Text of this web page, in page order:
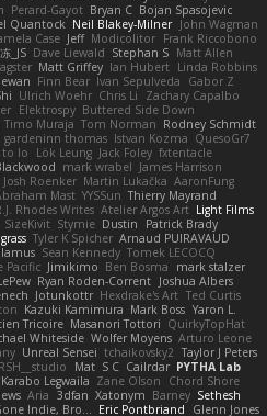
Perard-Gayot Bryan C Bojan Spasojevic
Quantock Neil Blakey-Milner John Wagman
Case Jeff Modicolitor Frank Riccobono
_JS Dave Liewald Stephan S Matt Allen
Matt Griffey Ian Hubert Linda Robbins
Finn Bear Ivan Sepulveda
Gabor Z
Ulrich Woehr Chris Li
Zachary Capalbo
Elektrospy Buttered Side Down
Timo Muraja Tom Norman Rodney Schmidt
gardeninn thomas Istvan Kozma QuesoGr7
to lo Lök Leung Jack Foley fxtentacle
mark wrabel James Harrison
Josh Roenker Martin Lukačka AaronFung
Mast YYSSun Thierry Mayrand
Rhodes Writes Atelier Argos Art Light Films
SizeKivit Stymie Dustin
Patrick Brady
Tyler K Spicher Arnaud PUIRAVAUD
Sean Kennedy Tomek LECOCQ
Pacific Jimikimo Ben Bosma
mark stalzer
Ryan Roden-Corrent Joshua Albers
Jotunkottr Hexdrake's Art Ted Curtis
Kazuki Kamimura Mark Boss Yaron L.
Tricoire Masanori Tottori QuirkyTopHat
Whiteside Wolfer Moyens Arturo Leone
Unreal Sensei tchaikovsky2 Taylor J Peters
RSH__studio Mat S C Cailrdar PYTHA Lab
Karabo Legwaila Zane Olson
Chord Shore
Aria 3dfan Xatonym Barney Sethesh
Indie, Bro... Eric Pontbriand
Glenn Jones